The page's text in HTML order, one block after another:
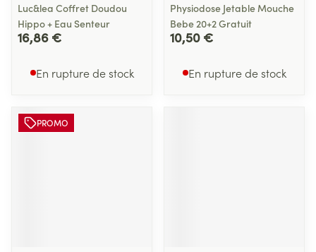
Luc&lea Coffret Doudou
Hippo + Eau Senteur
16,86 €
En rupture de stock
Physiodose Jetable Mouche
Bebe 20+2 Gratuit
10,50 €
En rupture de stock
PROMO